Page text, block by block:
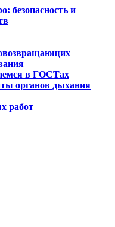
безопасность и
в ГОСТах
органов дыхания
работ